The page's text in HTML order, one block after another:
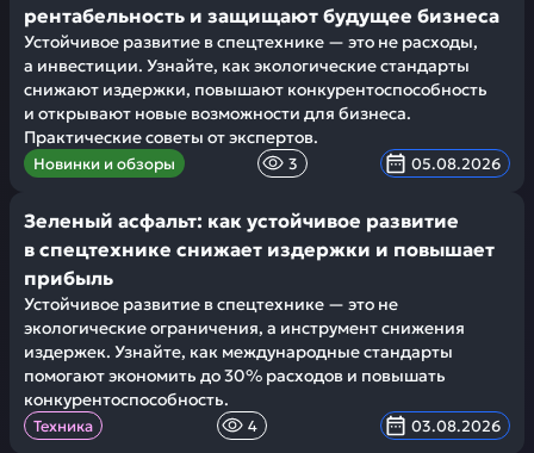
рентабельность и защищают будущее бизнеса
Устойчивое развитие в спецтехнике — это не расходы,
а инвестиции. Узнайте, как экологические стандарты
снижают издержки, повышают конкурентоспособность
и открывают новые возможности для бизнеса.
Практические советы от экспертов.
Новинки и обзоры 3 05.08.2026
Зеленый асфальт: как устойчивое развитие
в спецтехнике снижает издержки и повышает
прибыль
Устойчивое развитие в спецтехнике — это не
экологические ограничения, а инструмент снижения
издержек. Узнайте, как международные стандарты
помогают экономить до 30% расходов и повышать
конкурентоспособность.
Техника 4 03.08.2026